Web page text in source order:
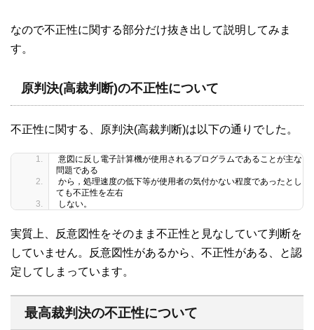
なので不正性に関する部分だけ抜き出して説明してみま
す。
原判決(高裁判断)の不正性について
不正性に関する、原判決(高裁判断)は以下の通りでした。
意図に反し電子計算機が使用されるプログラムであることが主な
問題である
から，処理速度の低下等が使用者の気付かない程度であったとし
ても不正性を左右
しない。
実質上、反意図性をそのまま不正性と見なしていて判断を
していません。反意図性があるから、不正性がある、と認
定してしまっています。
最高裁判決の不正性について